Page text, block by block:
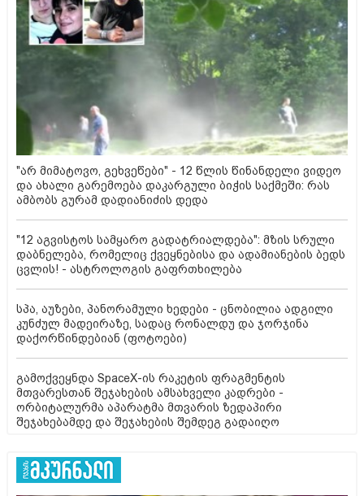
"არ მიმატოვო, გეხვეწები" - 12 წლის წინანდელი ვიდეო
და ახალი გარემოება დაკარგული ბიჭის საქმეში: რას
ამბობს გურამ დადიანიძის დედა
"12 აგვისტოს სამყარო გადატრიალდება": მზის სრული
დაბნელება, რომელიც ქვეყნებისა და ადამიანების ბედს
ცვლის! - ასტროლოგის გაფრთხილება
სპა, აუზები, პანორამული ხედები - ცნობილია ადგილი
კუნძულ მადეირაზე, სადაც რონალდუ და ჯორჯინა
დაქორწინდებიან (ფოტოები)
გამოქვეყნდა SpaceX-ის რაკეტის ფრაგმენტის
მთვარესთან შეჯახების ამსახველი კადრები -
ორბიტალურმა აპარატმა მთვარის ზედაპირი
შეჯახებამდე და შეჯახების შემდეგ გადაიღო